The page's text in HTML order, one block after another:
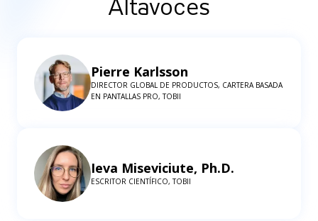
Altavoces
Pierre Karlsson
DIRECTOR GLOBAL DE PRODUCTOS, CARTERA BASADA
EN PANTALLAS PRO, TOBII
Ieva Miseviciute, Ph.D.
ESCRITOR CIENTÍFICO, TOBII